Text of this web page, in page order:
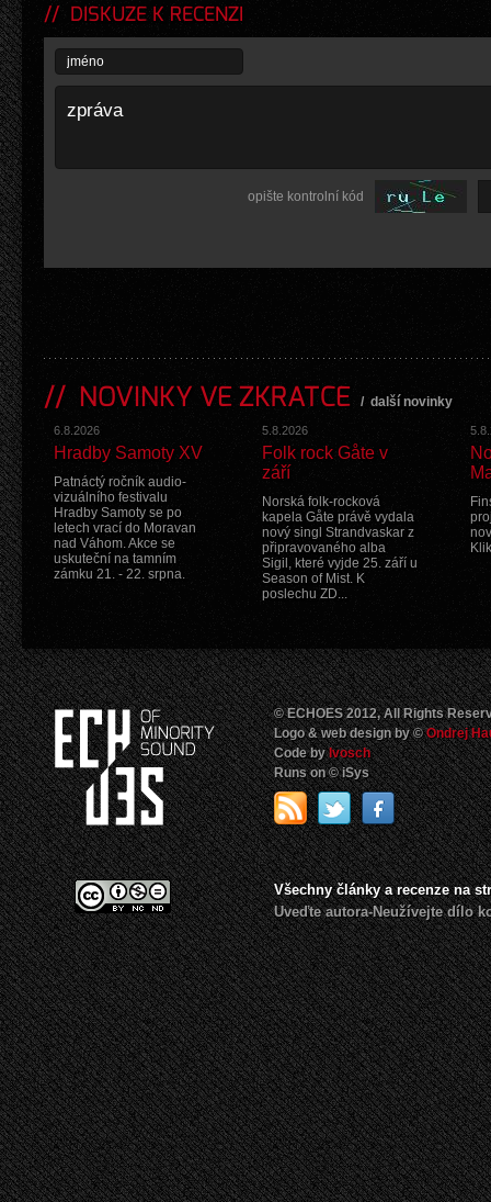
DISKUZE K RECENZI
opište kontrolní kód
NOVINKY VE ZKRATCE / další novinky
6.8.2026
Hradby Samoty XV
Patnáctý ročník audio-
vizuálního festivalu
Hradby Samoty se po
letech vrací do Moravan
nad Váhom. Akce se
uskuteční na tamním
zámku 21. - 22. srpna.
5.8.2026
Folk rock Gåte v
září
Norská folk-rocková
kapela Gåte právě vydala
nový singl Strandvaskar z
připravovaného alba
Sigil, které vyjde 25. září u
Season of Mist. K
poslechu ZD...
© ECHOES 2012, All Rights
Logo & web design by ©Ondrej
Code byIvosch
Runs on © iSys
Všechny články a recenze na
Uveďte autora-Neužívejte dílo